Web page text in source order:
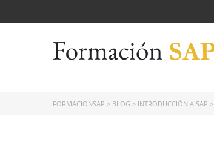
FORMACIONSAP > BLOG > INTRODUCCIÓN A SAP >